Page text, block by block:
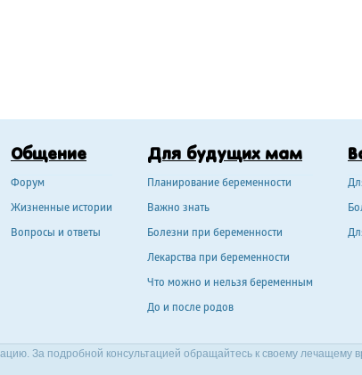
Общение
Форум
Жизненные истории
Вопросы и ответы
Для будущих мам
Планирование беременности
Важно знать
Болезни при беременности
Лекарства при беременности
Что можно и нельзя беременным
До и после родов
За подробной консультацией обращайтесь к своему лечащему